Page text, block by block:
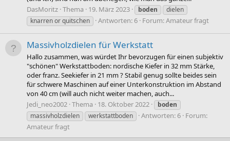
DasMoritz Thema 19. März 2023 boden
dielen
knarren or quitschen
Antworten: 6 Forum:Amateur fragt
Massivholzdielen für Werkstatt
Hallo zusammen, was würdet Ihr bevorzugen für einen subjektiv
"schönen" Werkstattboden: nordische Kiefer in 32 mm Stärke,
oder franz. Seekiefer in 21 mm ? Stabil genug sollte beides sein
für schwere Maschinen auf einer Unterkonstruktion im Abstand
von 40 cm (will auch nicht weiter machen, auch...
Jedi_neo2002 Thema 18. Oktober 2022
boden
massivholzdielen
werkstattboden Antworten: 6 Forum:
Amateur fragt